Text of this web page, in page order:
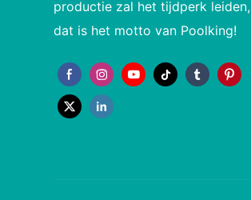
productie zal het tijdperk leiden,
dat is het motto van Poolking!